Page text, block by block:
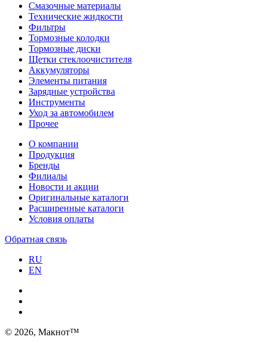
Смазочные материалы
Технические жидкости
Фильтры
Тормозные колодки
Тормозные диски
Щетки стеклоочистителя
Аккумуляторы
Элементы питания
Зарядные устройства
Инструменты
Уход за автомобилем
Прочее
О компании
Продукция
Бренды
Филиалы
Новости и акции
Оригинальные каталоги
Расширенные каталоги
Условия оплаты
Обратная связь
RU
EN
© 2026, Макнот™